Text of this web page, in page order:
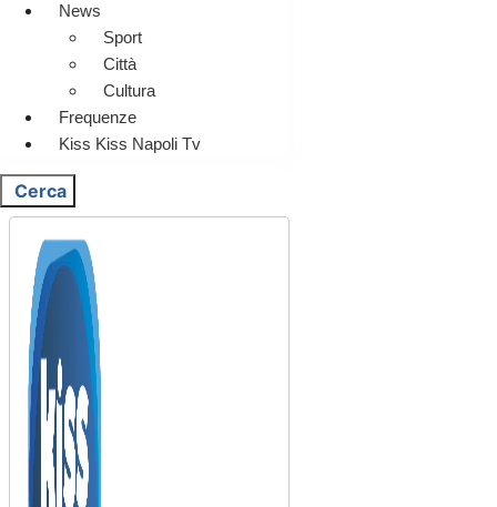
News
Sport
Città
Cultura
Frequenze
Kiss Kiss Napoli Tv
Cerca